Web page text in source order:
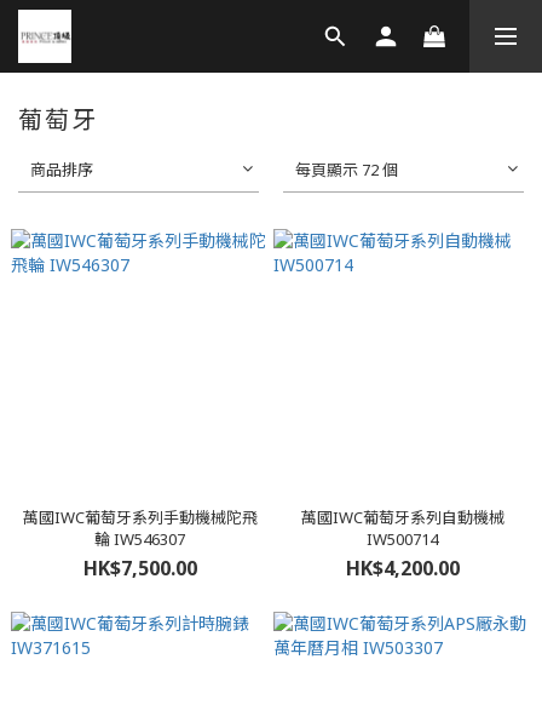
葡萄牙
商品排序 每頁顯示 72 個
萬國IWC葡萄牙系列手動機械陀飛
輪 IW546307
HK$7,500.00
萬國IWC葡萄牙系列自動機械
IW500714
HK$4,200.00